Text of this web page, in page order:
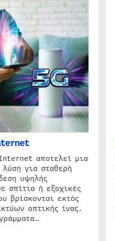
αποτελεί μια
λύση για σταθερή
υψηλής
σπίτια ή εξοχικές
βρίσκονται εκτός
οπτικής ίνας.